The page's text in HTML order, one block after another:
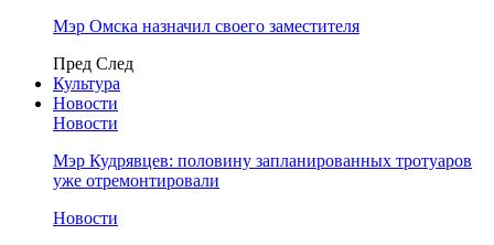
Мэр Омска назначил своего заместителя
Пред След
Культура
Новости
Новости
Мэр Кудрявцев: половину запланированных тротуаров
уже отремонтировали
Новости